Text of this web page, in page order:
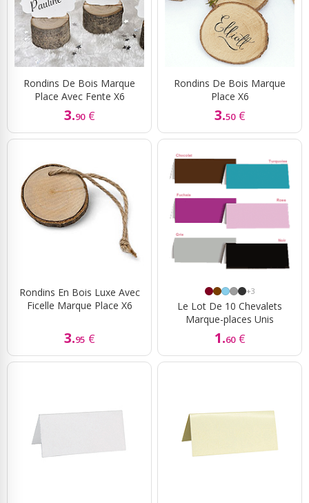
Rondins De Bois Marque
Place Avec Fente X6
3.90 €
Rondins De Bois Marque
Place X6
3.50 €
Rondins En Bois Luxe Avec
Ficelle Marque Place X6
3.95 €
+3
Le Lot De 10 Chevalets
Marque-places Unis
1.60 €